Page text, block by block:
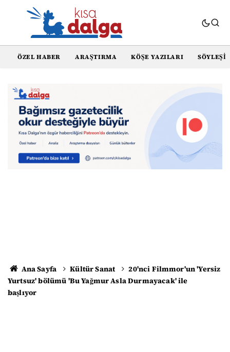
ÖZEL HABER ARAŞTIRMA KÖŞE YAZILARI SÖYLEŞI
Ana Sayfa Kültür Sanat
20'nci Filmmor'un 'Yersiz
Yurtsuz' bölümü 'Bu Yağmur Asla Durmayacak' ile
başlıyor